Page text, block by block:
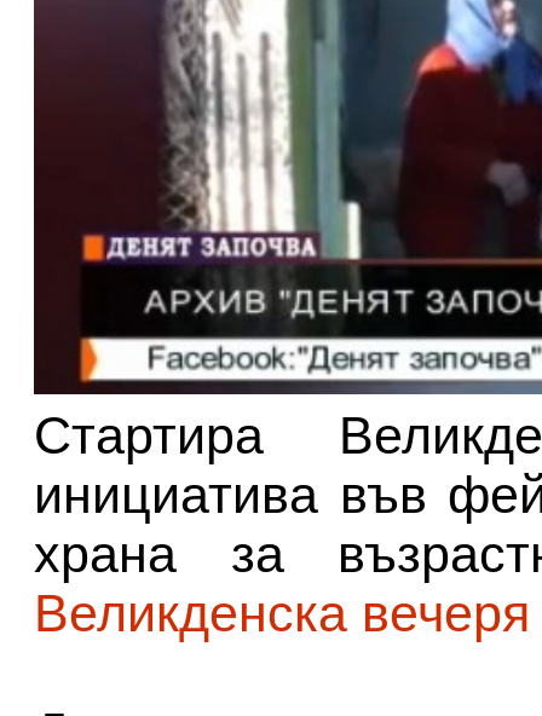
Стартира
инициатива във
храна за
Великденска